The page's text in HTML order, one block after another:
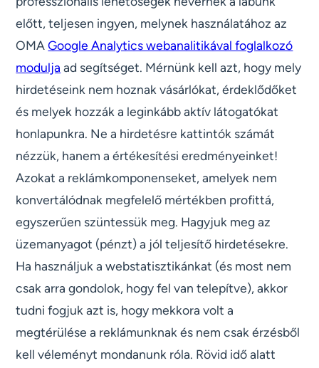
előtt, teljesen ingyen, melynek használatához az
OMAGoogle Analytics webanalitikával foglalkozó
modulja ad segítséget. Mérnünk kell azt, hogy mely
hirdetéseink nem hoznak vásárlókat, érdeklődőket
és melyek hozzák a leginkább aktív látogatókat
honlapunkra. Ne a hirdetésre kattintók számát
nézzük, hanem a értékesítési eredményeinket!
Azokat a reklámkomponenseket, amelyek nem
konvertálódnak megfelelő mértékben profittá,
egyszerűen szüntessük meg. Hagyjuk meg az
üzemanyagot (pénzt) a jól teljesítő hirdetésekre.
Ha használjuk a webstatisztikánkat (és most nem
csak arra gondolok, hogy fel van telepítve), akkor
tudni fogjuk azt is, hogy mekkora volt a
megtérülése a reklámunknak és nem csak érzésből
kell véleményt mondanunk róla. Rövid idő alatt